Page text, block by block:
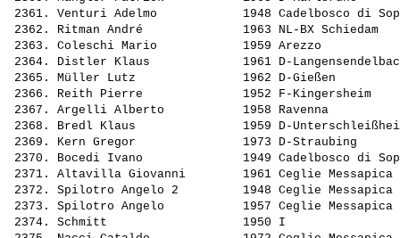
2361. Venturi Adelmo
1948 Cadelbosco di
2362. Ritman André
1963 NL-BX
2363. Coleschi Mario
1959 Arezzo
2364. Distler Klaus
1961 D-
2365. Müller Lutz
1962 D-Gießen
2366. Reith Pierre
1952 F-Kingersheim
2367. Argelli Alberto
1958 Ravenna
2368. Bredl Klaus
1959 D-
2369. Kern Gregor
1973 D-Straubing
2370. Bocedi Ivano
1949 Cadelbosco di
2371. Altavilla Giovanni
1961 Ceglie
2372. Spilotro Angelo 2
1948 Ceglie
2373. Spilotro Angelo
1957 Ceglie
2374. Schmitt
1950 I